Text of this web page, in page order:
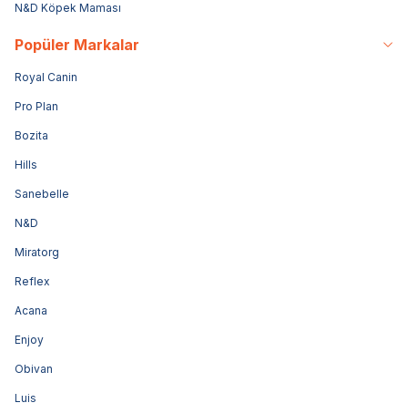
N&D Köpek Maması
Popüler Markalar
Royal Canin
Pro Plan
Bozita
Hills
Sanebelle
N&D
Miratorg
Reflex
Acana
Enjoy
Obivan
Luis